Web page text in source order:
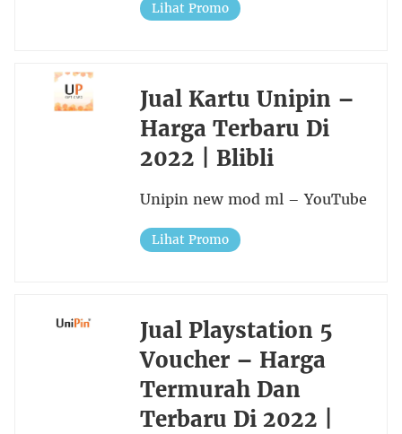
Lihat Promo
Jual Kartu Unipin –
Harga Terbaru Di
2022 | Blibli
Unipin new mod ml – YouTube
Lihat Promo
Jual Playstation 5
Voucher – Harga
Termurah Dan
Terbaru Di 2022 |